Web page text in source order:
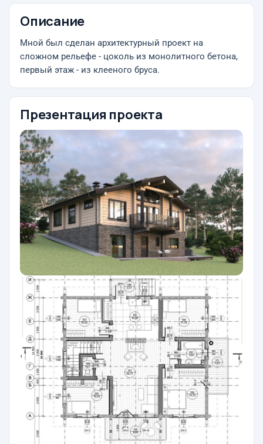
Описание
Мной был сделан архитектурный проект на
сложном рельефе - цоколь из монолитного бетона,
первый этаж - из клееного бруса.
Презентация проекта